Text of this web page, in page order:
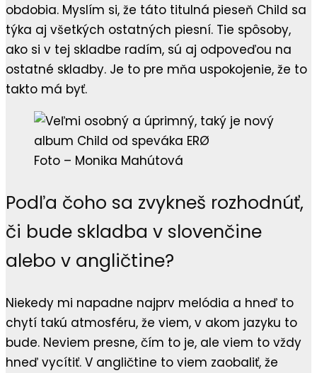
obdobia. Myslím si, že táto titulná pieseň Child sa
týka aj všetkých ostatných piesní. Tie spôsoby,
ako si v tej skladbe radím, sú aj odpoveďou na
ostatné skladby. Je to pre mňa uspokojenie, že to
takto má byť.
Foto – Monika Mahútová
Podľa čoho sa zvykneš rozhodnúť,
či bude skladba v slovenčine
alebo v angličtine?
Niekedy mi napadne najprv melódia a hneď to
chytí takú atmosféru, že viem, v akom jazyku to
bude. Neviem presne, čím to je, ale viem to vždy
hneď vycítiť. V angličtine to viem zaobaliť, že